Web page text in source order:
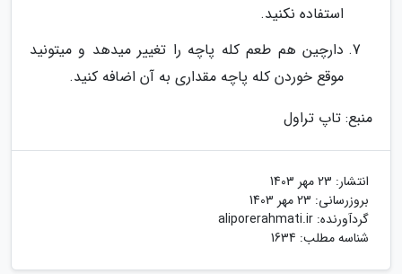
استفاده نکنید.
دارچین هم طعم کله پاچه را تغییر میدهد و میتونید
موقع خوردن کله پاچه مقداری به آن اضافه کنید.
منبع: تاپ تراول
انتشار: 23 مهر 1403
بروزرسانی: 23 مهر 1403
گردآورنده: aliporerahmati.ir
شناسه مطلب: 1634